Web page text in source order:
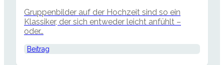
Gruppenbilder auf der Hochzeit sind so ein
Klassiker, der sich entweder leicht anfühlt –
oder…
Beitrag